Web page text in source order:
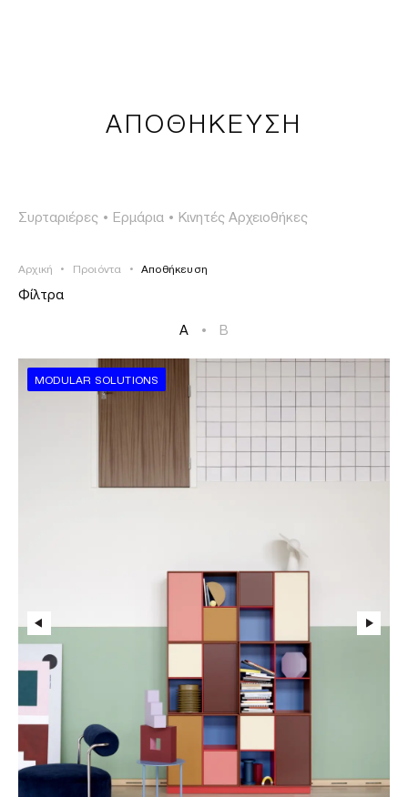
ΠΡΟΪΟΝΤΑ
ΕΡΓΑ
ΙΣΤΟΡΙΑ
ΑΠΟΘΗΚΕΥΣΗ
Συρταριέρες • Ερμάρια • Κινητές Αρχειοθήκες
Αρχική • Προιόντα • Αποθήκευση
A • B
Φίλτρα
MODULAR SOLUTIONS